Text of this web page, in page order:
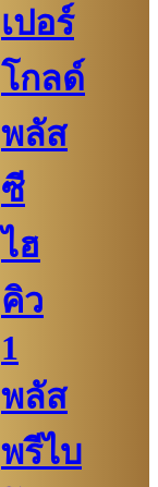
เปอร์
โกลด์
พลัส
ซี
ไฮ
คิว​
1
พลัส
พรีไบ